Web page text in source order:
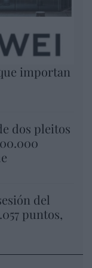
importan
dos pleitos
del
puntos,